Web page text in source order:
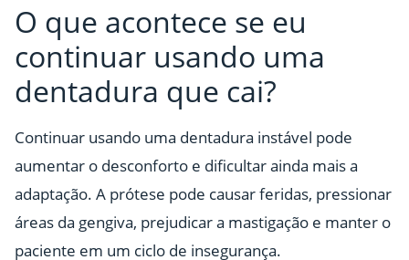
O que acontece se eu
continuar usando uma
dentadura que cai?
Continuar usando uma dentadura instável pode
aumentar o desconforto e dificultar ainda mais a
adaptação. A prótese pode causar feridas, pressionar
áreas da gengiva, prejudicar a mastigação e manter o
paciente em um ciclo de insegurança.